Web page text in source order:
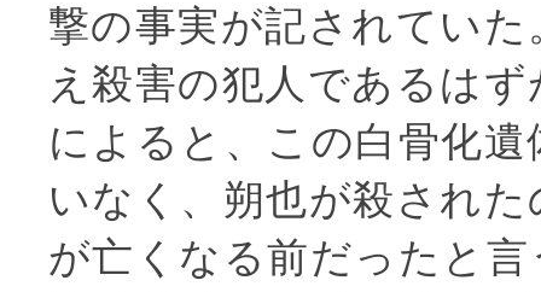
撃の事実が記されてい
え殺害の犯人であるは
によると、この白骨化
いなく、朔也が殺され
が亡くなる前だったと